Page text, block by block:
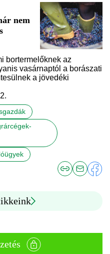
nem
bortermelőknek az
vasárnaptól a borászati
a jövedéki